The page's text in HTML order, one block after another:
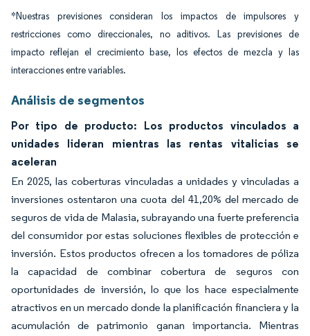
*Nuestras previsiones consideran los impactos de impulsores y
restricciones como direccionales, no aditivos. Las previsiones de
impacto reflejan el crecimiento base, los efectos de mezcla y las
interacciones entre variables.
Análisis de segmentos
Por tipo de producto: Los productos vinculados a
unidades lideran mientras las rentas vitalicias se
aceleran
En 2025, las coberturas vinculadas a unidades y vinculadas a
inversiones ostentaron una cuota del 41,20% del mercado de
seguros de vida de Malasia, subrayando una fuerte preferencia
del consumidor por estas soluciones flexibles de protección e
inversión. Estos productos ofrecen a los tomadores de póliza
la capacidad de combinar cobertura de seguros con
oportunidades de inversión, lo que los hace especialmente
atractivos en un mercado donde la planificación financiera y la
acumulación de patrimonio ganan importancia. Mientras